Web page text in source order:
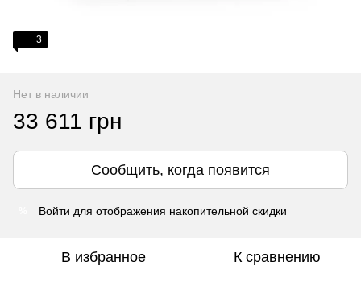
3
Нет в наличии
33 611 грн
Сообщить, когда появится
Войти для отображения накопительной скидки
В избранное К сравнению